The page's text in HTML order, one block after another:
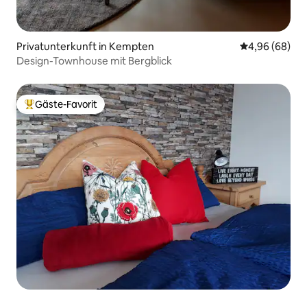
Privatunterkunft in Kempten
4,96 (68)
Design-Townhouse mit Bergblick
Beliebter Gäste-Favorit.
Gäste-Favorit